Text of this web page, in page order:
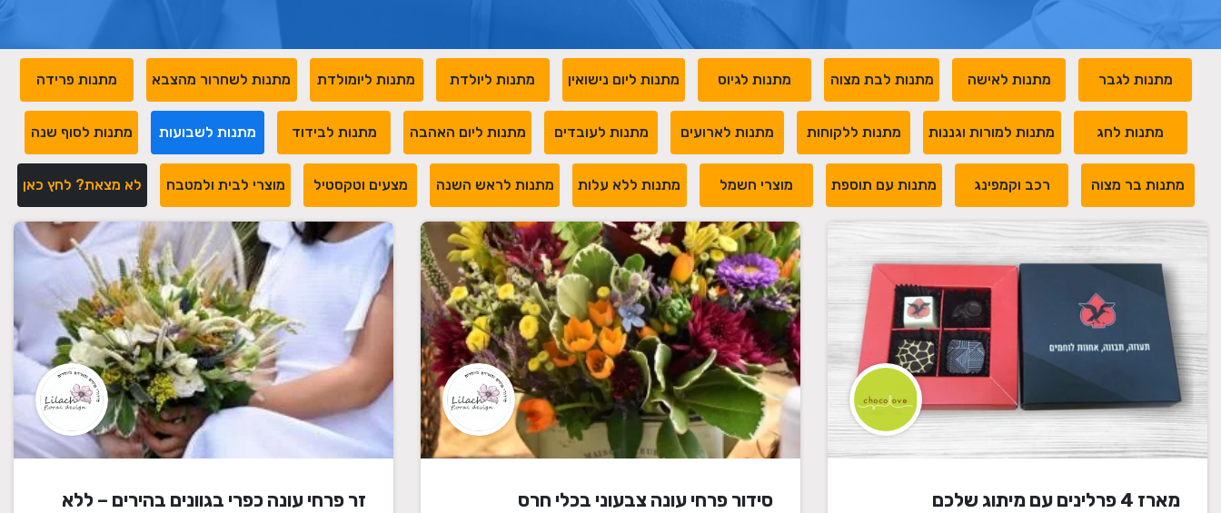
מתנות לגבר מתנות לאישה מתנות לבת מצוה מתנות לגיוס מתנות ליום נישואין מתנות ליולדת מתנות ליומולדת מתנות לשחרור מהצבא מתנות פרידה
מתנות לחג מתנות למורות וגננות מתנות ללקוחות מתנות לארועים מתנות לעובדים מתנות ליום האהבה מתנות לבידוד מתנות לשבועות מתנות לסוף שנה
מתנות בר מצוה רכב וקמפינג מתנות עם תוספת מוצרי חשמל מתנות ללא עלות מתנות לראש השנה מצעים וטקסטיל מוצרי לבית ולמטבח לא מצאת? לחץ כאן
מארז 4 פרלינים עם מיתוג שלכם סידור פרחי עונה צבעוני בכלי חרס
זר פרחי עונה כפרי בגוונים בהירים – ללא